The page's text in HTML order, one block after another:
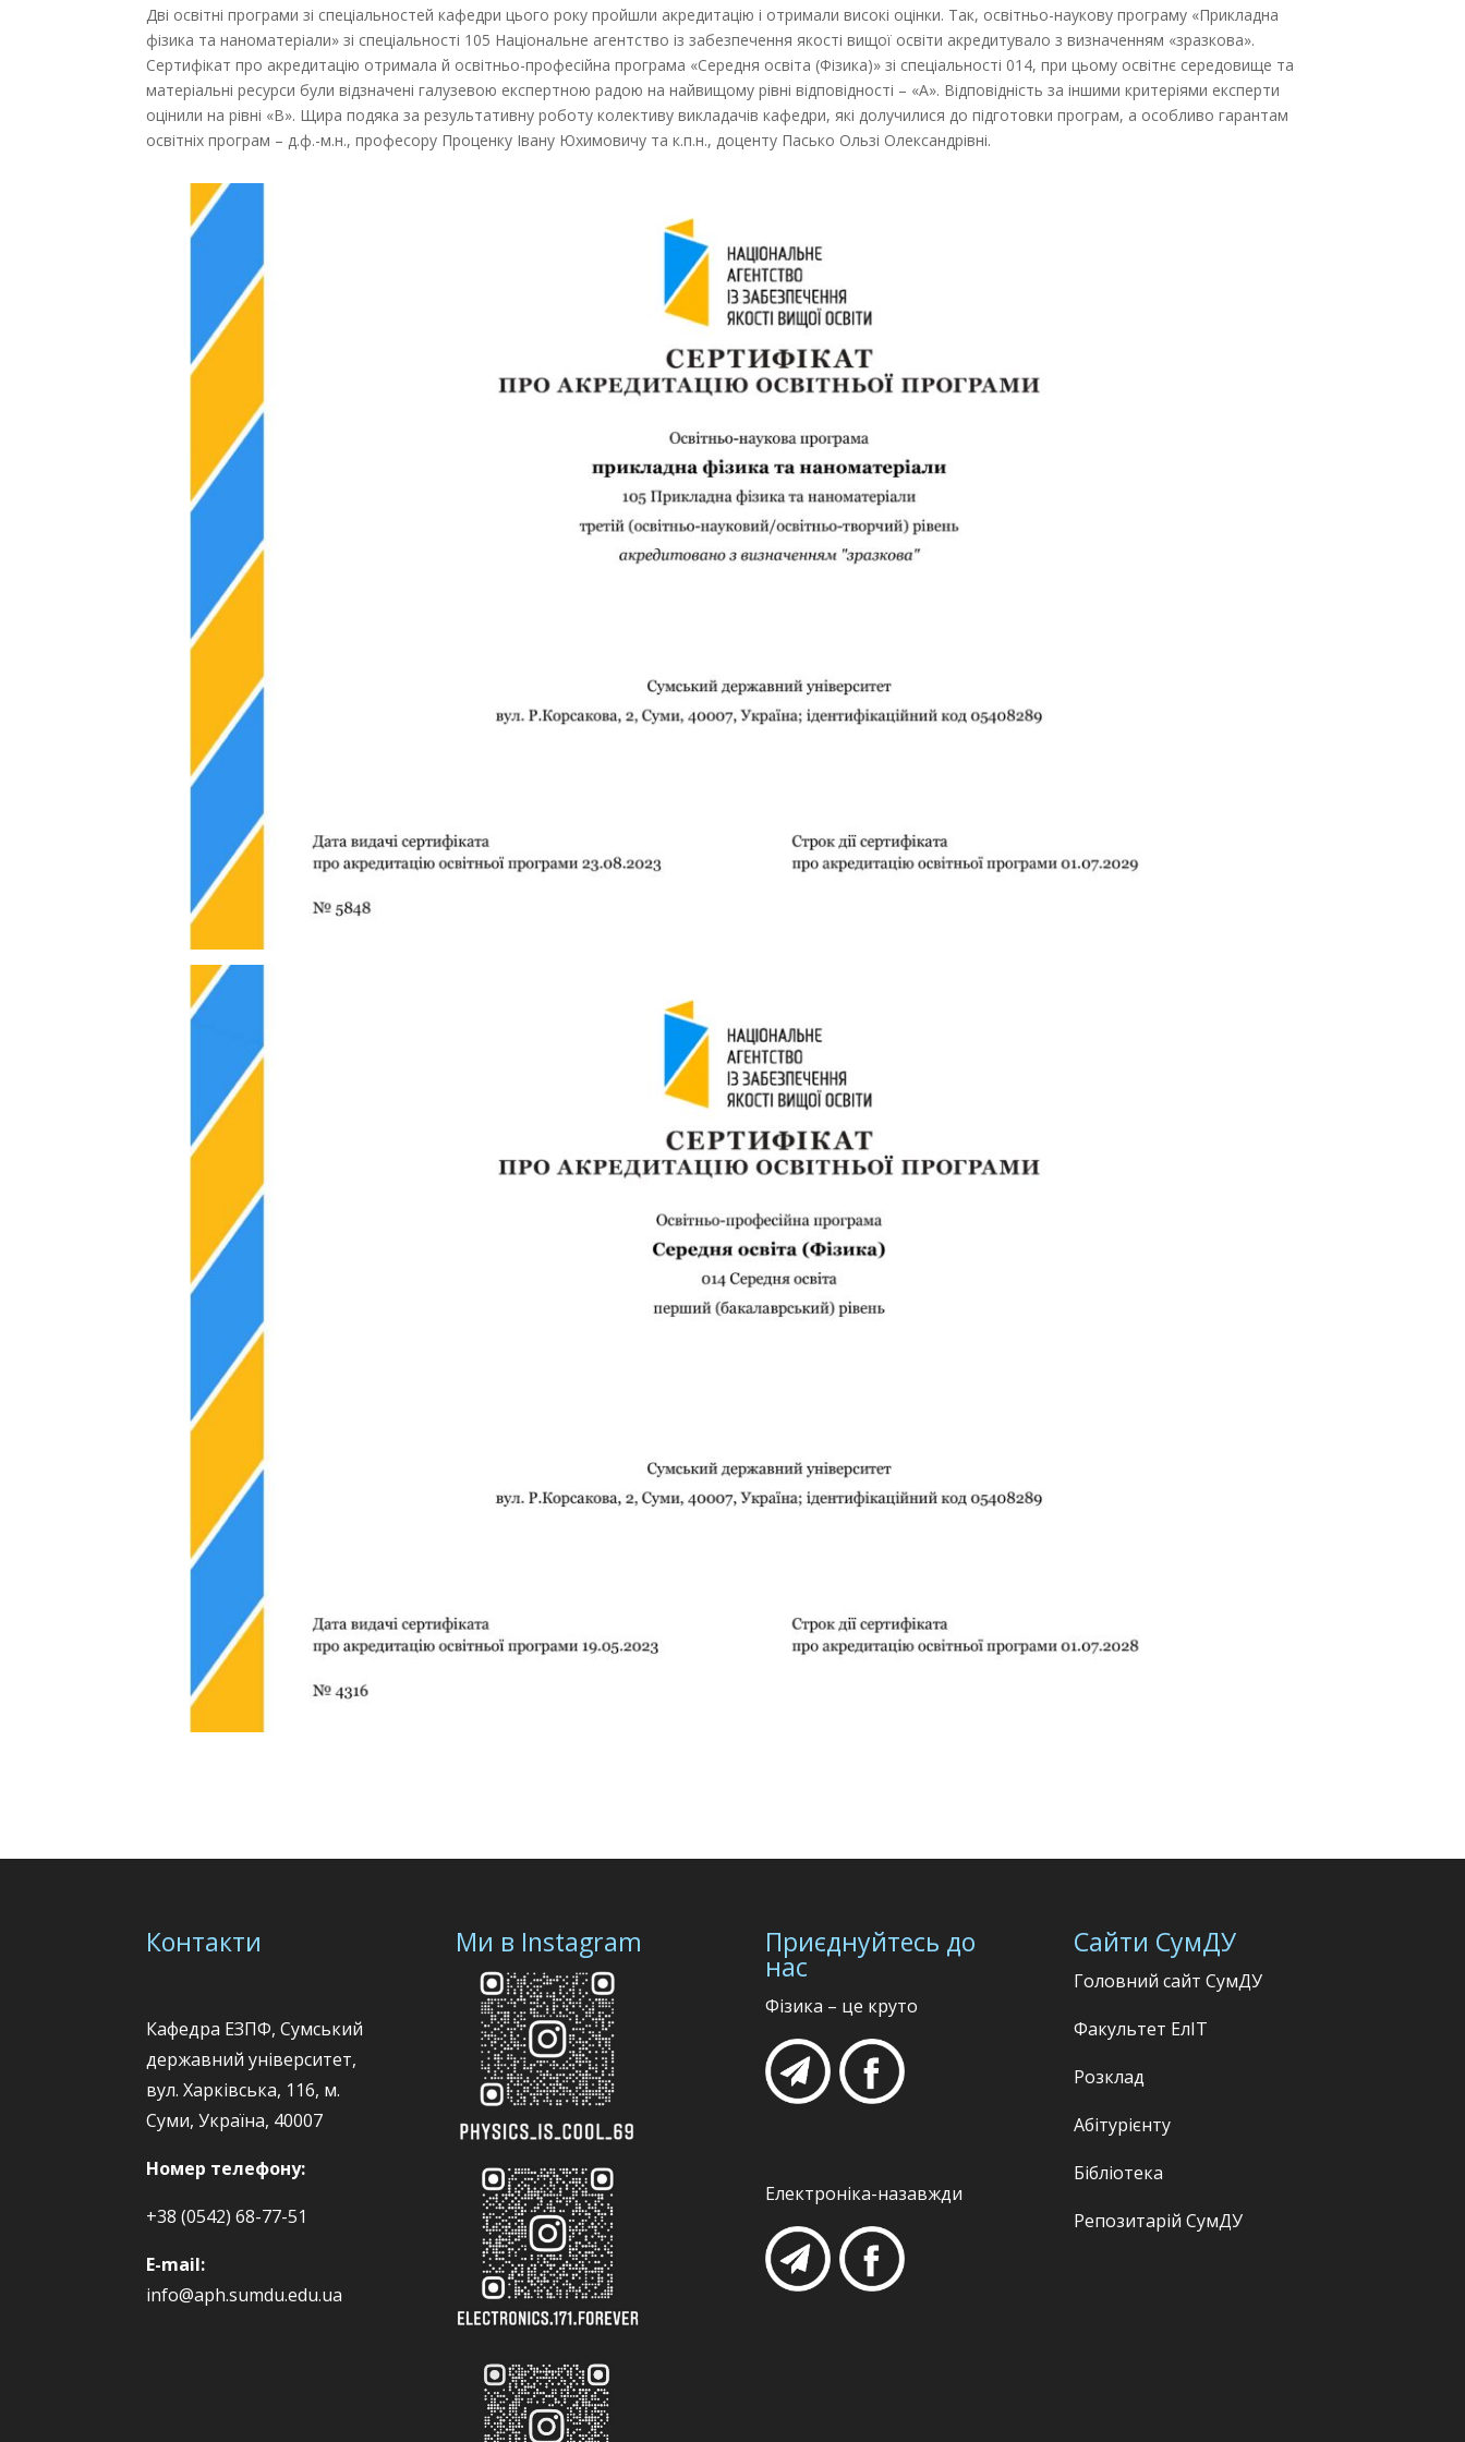
Дві освітні програми зі спеціальностей кафедри цього року пройшли акредитацію і отримали високі оцінки. Так, освітньо-наукову програму «Прикладна
фізика та наноматеріали» зі спеціальності 105 Національне агентство із забезпечення якості вищої освіти акредитувало з визначенням «зразкова».
Сертифікат про акредитацію отримала й освітньо-професійна програма «Середня освіта (Фізика)» зі спеціальності 014, при цьому освітнє середовище та
матеріальні ресурси були відзначені галузевою експертною радою на найвищому рівні відповідності – «А». Відповідність за іншими критеріями експерти
оцінили на рівні «В». Щира подяка за результативну роботу колективу викладачів кафедри, які долучилися до підготовки програм, а особливо гарантам
освітніх програм – д.ф.-м.н., професору Проценку Івану Юхимовичу та к.п.н., доценту Пасько Ользі Олександрівні.
Контакти
Кафедра ЕЗПФ, Сумський
державний університет,
вул. Харківська, 116, м.
Суми, Україна, 40007
Номер телефону:
+38 (0542) 68-77-51
E-mail:
info@aph.sumdu.edu.ua
Ми в Instagram Приєднуйтесь до
нас
Фізика – це круто
Електроніка-назавжди
Сайти СумДУ
Головний сайт СумДУ
Факультет ЕлІТ
Розклад
Абітурієнту
Бібліотека
Репозитарій СумДУ